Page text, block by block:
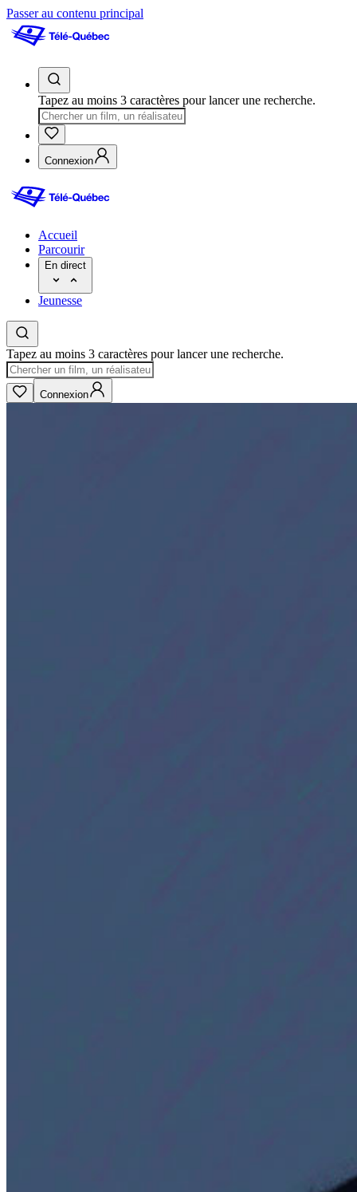
Passer au contenu principal
Tapez au moins 3 caractères pour lancer une recherche.
Connexion
Accueil
Parcourir
En direct
Jeunesse
Tapez au moins 3 caractères pour lancer une recherche.
Connexion